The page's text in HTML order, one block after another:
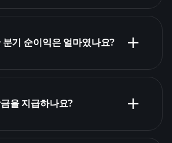
기 순이익은 얼마였나요?
을 지급하나요?